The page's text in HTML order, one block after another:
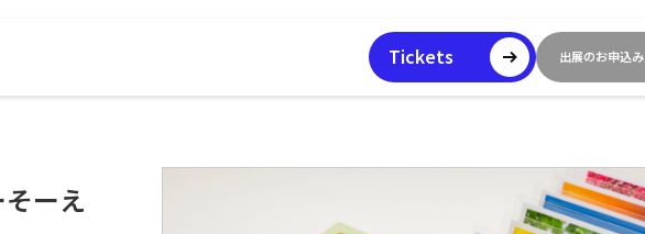
Tickets 出展のお申込み
ーえ